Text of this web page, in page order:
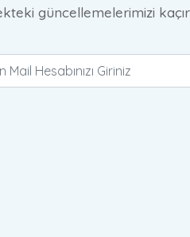
güncellemelerimizi